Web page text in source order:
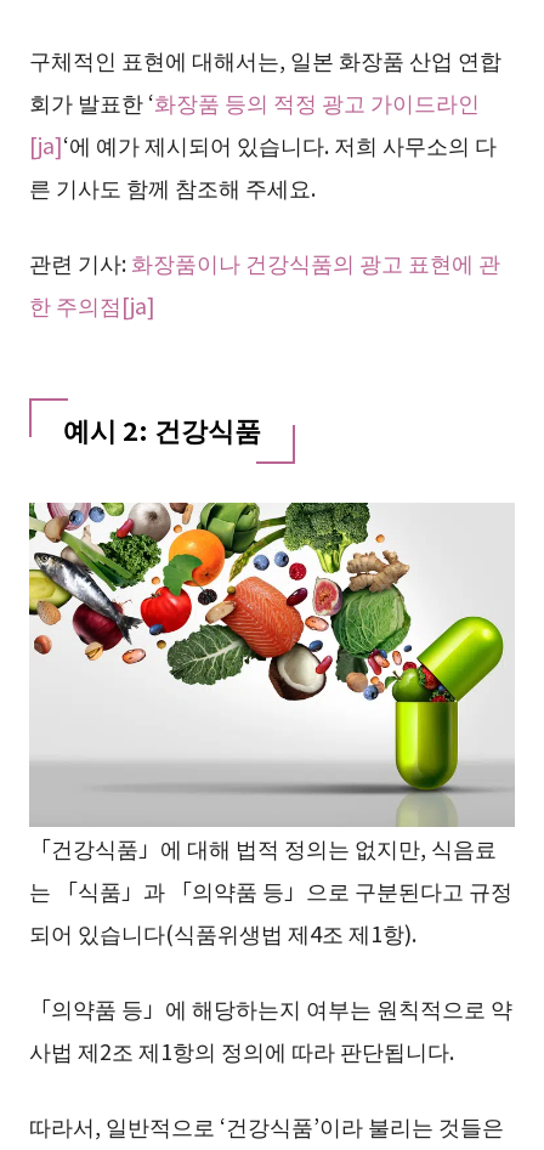
구체적인 표현에 대해서는, 일본 화장품 산업 연합
회가 발표한 ‘화장품 등의 적정 광고 가이드라인
[ja]‘에 예가 제시되어 있습니다. 저희 사무소의 다
른 기사도 함께 참조해 주세요.
관련 기사:화장품이나 건강식품의 광고 표현에 관
한 주의점[ja]
예시 2: 건강식품
「건강식품」에 대해 법적 정의는 없지만, 식음료
는 「식품」과 「의약품 등」으로 구분된다고 규정
되어 있습니다(식품위생법 제4조 제1항).
「의약품 등」에 해당하는지 여부는 원칙적으로 약
사법 제2조 제1항의 정의에 따라 판단됩니다.
따라서, 일반적으로 ‘건강식품’이라 불리는 것들은